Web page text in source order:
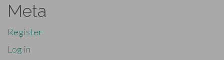
Meta
Register
Log in